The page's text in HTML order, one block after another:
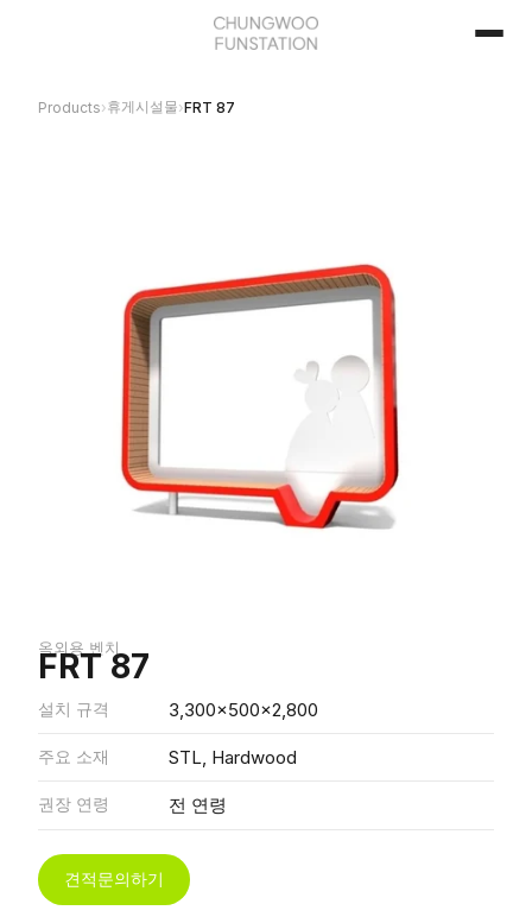
Products›휴게시설물›FRT 87
옥외용 벤치
FRT 87
설치 규격 3,300x500x2,800
주요 소재 STL, Hardwood
권장 연령 전 연령
견적문의하기